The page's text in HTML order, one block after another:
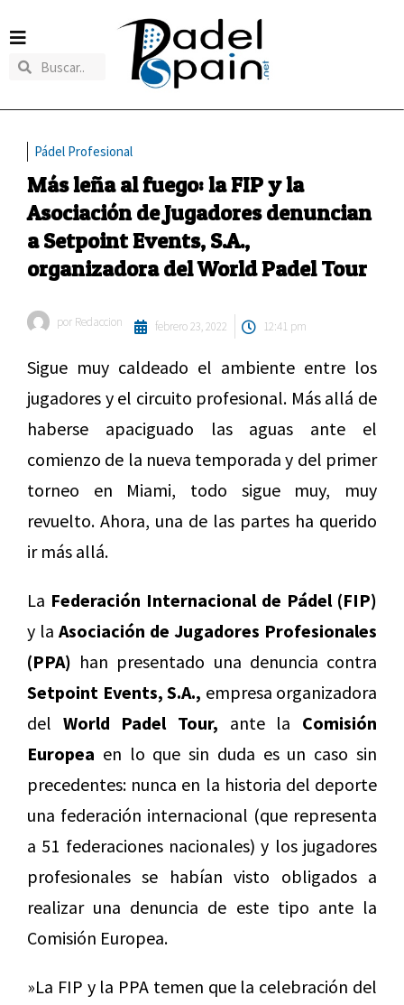
Pádel Profesional
Más leña al fuego: la FIP y la
Asociación de Jugadores denuncian
a Setpoint Events, S.A.,
organizadora del World Padel Tour
por Redaccion febrero 23, 2022 12:41 pm
Sigue muy caldeado el ambiente entre los
jugadores y el circuito profesional. Más allá de
haberse apaciguado las aguas ante el
comienzo de la nueva temporada y del primer
torneo en Miami, todo sigue muy, muy
revuelto. Ahora, una de las partes ha querido
ir más allá.
La Federación Internacional de Pádel (FIP)
y la Asociación de Jugadores Profesionales
(PPA) han presentado una denuncia contra
Setpoint Events, S.A., empresa organizadora
del World Padel Tour, ante la Comisión
Europea en lo que sin duda es un caso sin
precedentes: nunca en la historia del deporte
una federación internacional (que representa
a 51 federaciones nacionales) y los jugadores
profesionales se habían visto obligados a
realizar una denuncia de este tipo ante la
Comisión Europea.
»La FIP y la PPA temen que la celebración del